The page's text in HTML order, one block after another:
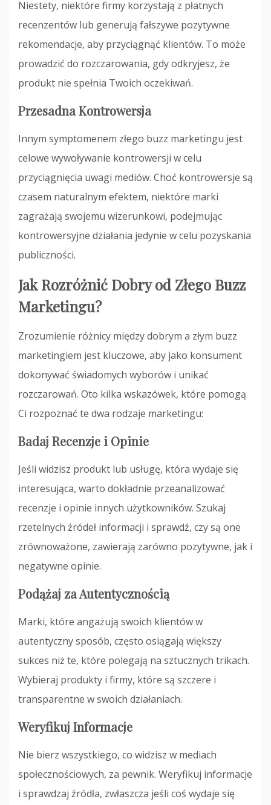
Niestety, niektóre firmy korzystają z płatnych
recenzentów lub generują fałszywe pozytywne
rekomendacje, aby przyciągnąć klientów. To może
prowadzić do rozczarowania, gdy odkryjesz, że
produkt nie spełnia Twoich oczekiwań.
Przesadna Kontrowersja
Innym symptomenem złego buzz marketingu jest
celowe wywoływanie kontrowersji w celu
przyciągnięcia uwagi mediów. Choć kontrowersje są
czasem naturalnym efektem, niektóre marki
zagrażają swojemu wizerunkowi, podejmując
kontrowersyjne działania jedynie w celu pozyskania
publiczności.
Jak Rozróżnić Dobry od Złego Buzz
Marketingu?
Zrozumienie różnicy między dobrym a złym buzz
marketingiem jest kluczowe, aby jako konsument
dokonywać świadomych wyborów i unikać
rozczarowań. Oto kilka wskazówek, które pomogą
Ci rozpoznać te dwa rodzaje marketingu:
Badaj Recenzje i Opinie
Jeśli widzisz produkt lub usługę, która wydaje się
interesująca, warto dokładnie przeanalizować
recenzje i opinie innych użytkowników. Szukaj
rzetelnych źródeł informacji i sprawdź, czy są one
zrównoważone, zawierają zarówno pozytywne, jak i
negatywne opinie.
Podążaj za Autentycznością
Marki, które angażują swoich klientów w
autentyczny sposób, często osiągają większy
sukces niż te, które polegają na sztucznych trikach.
Wybieraj produkty i firmy, które są szczere i
transparentne w swoich działaniach.
Weryfikuj Informacje
Nie bierz wszystkiego, co widzisz w mediach
społecznościowych, za pewnik. Weryfikuj informacje
i sprawdzaj źródła, zwłaszcza jeśli coś wydaje się